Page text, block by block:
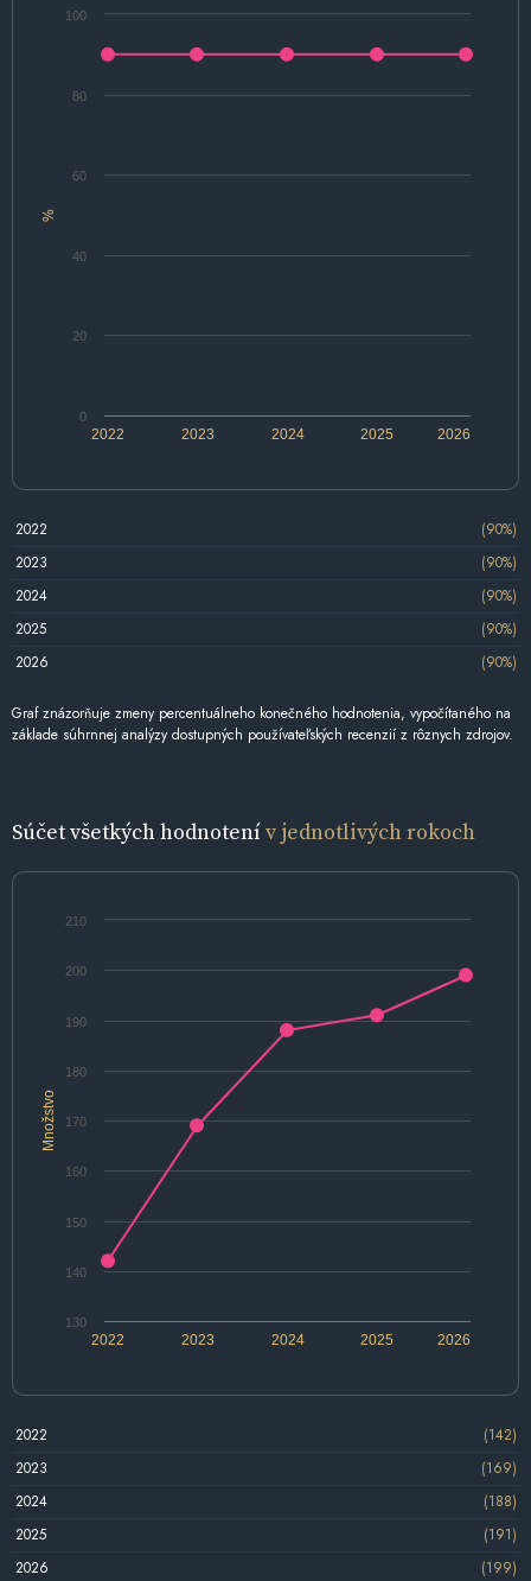
%
2022 2024 2026
2023 2025
0
20
40
60
80
100
2022
(90%)
2023
(90%)
2024
(90%)
2025
(90%)
2026
(90%)
Graf znázorňuje zmeny percentuálneho konečného hodnotenia, vypočítaného na
základe súhrnnej analýzy dostupných používateľských recenzií z rôznych zdrojov.
Súčet všetkých hodnotenív jednotlivých rokoch
Množstvo
2022 2024 2026
2023 2025
130
140
150
160
170
180
190
200
210
2022
(142)
2023
(169)
2024
(188)
2025
(191)
2026
(199)